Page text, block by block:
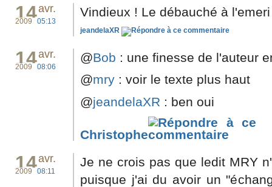
14avr.
2009 05:13
Vindieux ! Le débauché à
jeandelaXR
14avr.
2009 08:06
@Bob : une finesse de l'auteur
@mry : voir le texte plus haut
@jeandelaXR : ben oui
Christophe
14avr.
2009 08:11
Je ne crois pas que ledit MRY
puisque j'ai du avoir un